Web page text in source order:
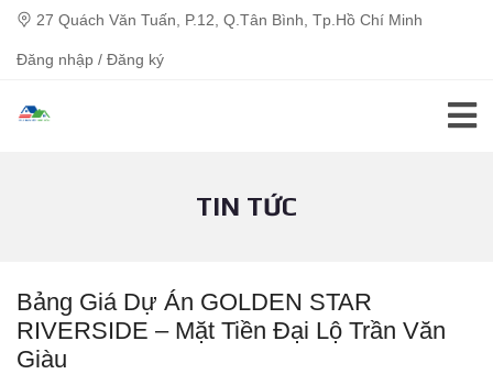
27 Quách Văn Tuấn, P.12, Q.Tân Bình, Tp.Hồ Chí Minh
Đăng nhập / Đăng ký
TIN TỨC
Bảng Giá Dự Án GOLDEN STAR
RIVERSIDE – Mặt Tiền Đại Lộ Trần Văn
Giàu